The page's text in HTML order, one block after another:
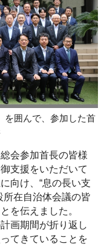
を囲んで、参加した首
会参加首長の皆様
支援をいただいて
向け、“息の長い支
所在自治体会議の皆
を伝えました。
画期間が折り返し
てきていることを